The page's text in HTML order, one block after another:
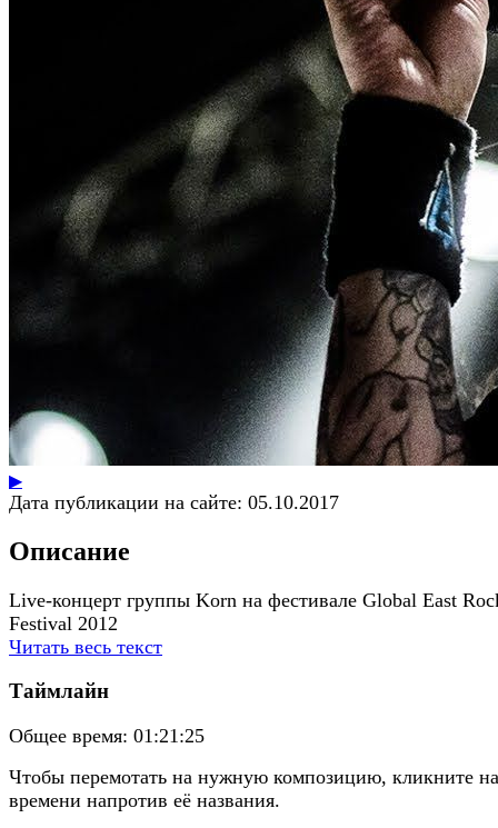
▶
Дата публикации на сайте: 05.10.2017
Описание
Live-концерт группы Korn на фестивале Global East
Festival 2012
Читать весь текст
Таймлайн
Общее время: 01:21:25
Чтобы перемотать на нужную композицию, кликните на
времени напротив её названия.